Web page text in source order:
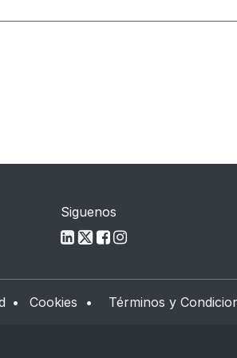
Siguenos
• Cookies • Términos y